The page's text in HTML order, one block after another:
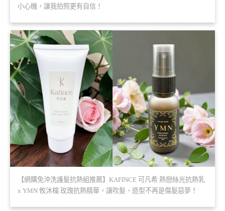
小心機，讓我拍照更有自信！
【網購免沖洗護髮抗熱組推薦】KAFINCE 可凡希 熱戀絲光抗熱乳
x YMN 攸沐橣 玫瑰抗熱精華，讓吹髮、造型不再是傷髮惡夢！